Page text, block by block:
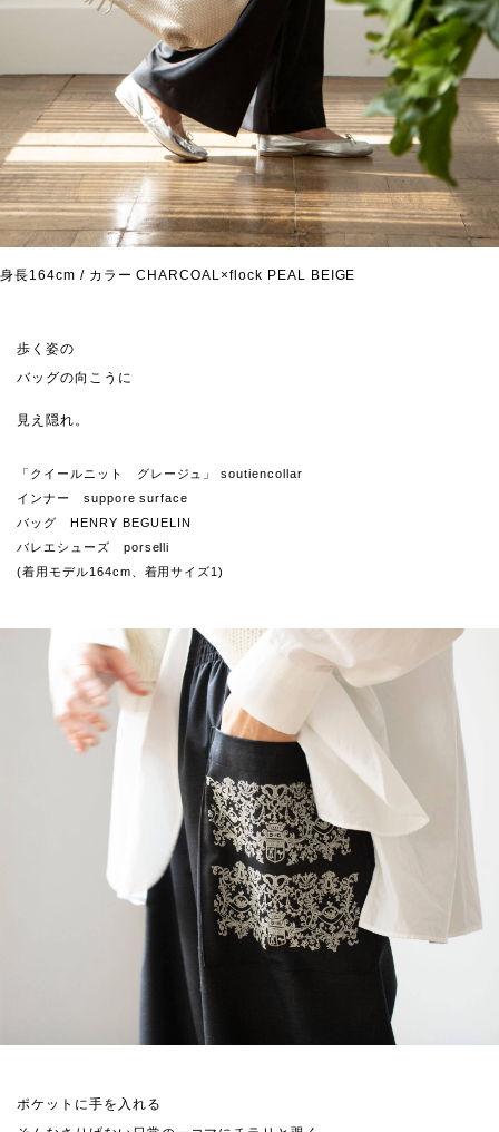
身長164cm / カラー CHARCOAL×flock PEAL BEIGE
歩く姿の
バッグの向こうに
見え隠れ。
「クイールニット グレージュ」 soutiencollar
インナー suppore surface
バッグ HENRY BEGUELIN
バレエシューズ porselli
(着用モデル164cm、着用サイズ1)
ポケットに手を入れる